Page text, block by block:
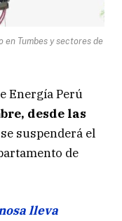
Tumbes y sectores de
Energía Perú
desde las
se suspenderá el
de
lleva